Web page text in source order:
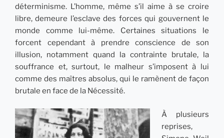
déterminisme. L’homme, même s’il aime à se croire
libre, demeure l’esclave des forces qui gouvernent le
monde comme lui-même. Certaines situations le
forcent cependant à prendre conscience de son
illusion, notamment quand la contrainte brutale, la
souffrance et, surtout, le malheur s’imposent à lui
comme des maîtres absolus, qui le ramènent de façon
brutale en face de la Nécessité.
À plusieurs
reprises,